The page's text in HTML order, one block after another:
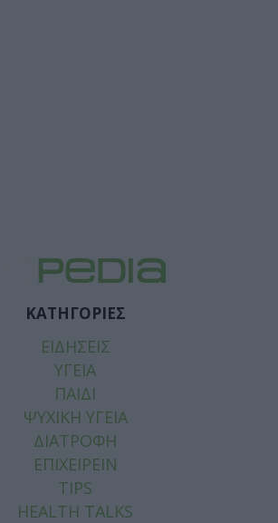
ΚΑΤΗΓΟΡΙΕΣ
ΕΙΔΗΣΕΙΣ
ΥΓΕΙΑ
ΠΑΙΔΙ
ΨΥΧΙΚΗ ΥΓΕΙΑ
ΔΙΑΤΡΟΦΗ
ΕΠΙΧΕΙΡΕΙΝ
TIPS
HEALTH TALKS